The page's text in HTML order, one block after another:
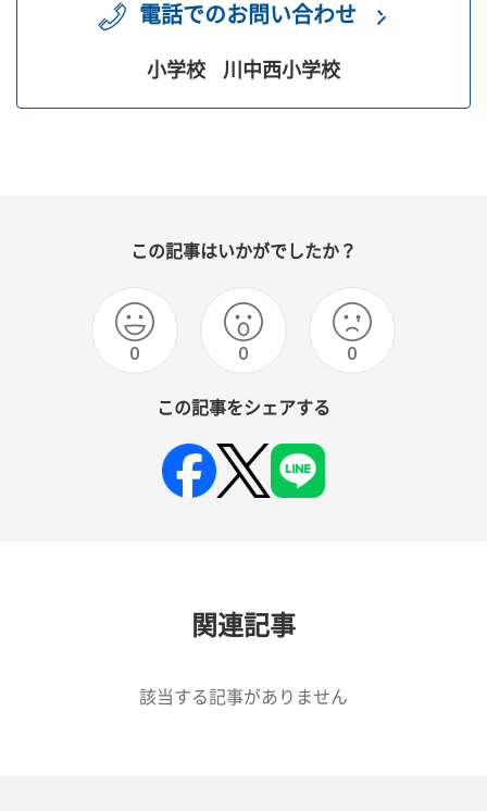
電話でのお問い合わせ
小学校 川中西小学校
この記事はいかがでしたか？
0 0 0
この記事をシェアする
関連記事
該当する記事がありません